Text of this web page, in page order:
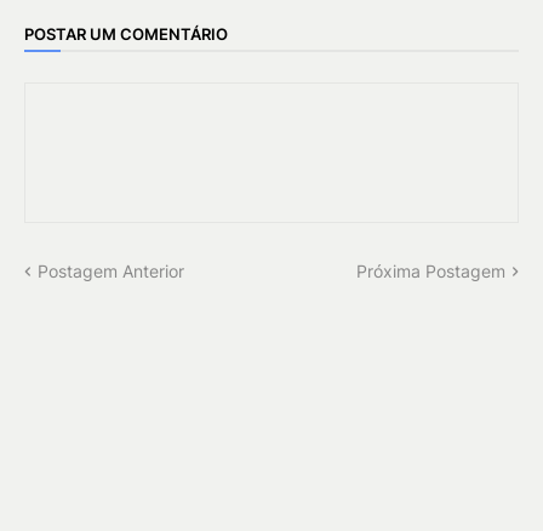
POSTAR UM COMENTÁRIO
Postagem Anterior Próxima Postagem